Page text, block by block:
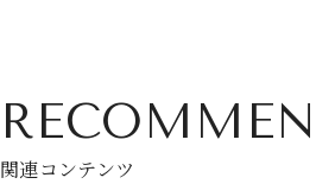
関連コンテンツ